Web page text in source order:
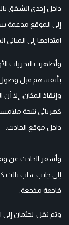
داخل إحدى الشقق
إلى الموقع مدعمة
امتدادها إلى المباني
وأظهرت التحريات
بأنفسهم قبل وصول
وإنقاذ المكان، إلا
كهربائي نتيجة
داخل موقع الحادث.
وأسفر الحادث عن
إلى جانب شاب ثالث
فاجعة مفجعة.
وتم نقل الجثمان